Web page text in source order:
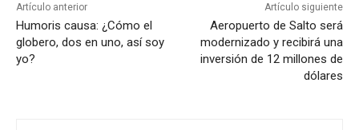
Artículo anterior
Humoris causa: ¿Cómo el
globero, dos en uno, así soy
yo?
Artículo siguiente
Aeropuerto de Salto será
modernizado y recibirá una
inversión de 12 millones de
dólares